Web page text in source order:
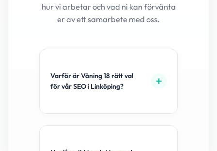
hur vi arbetar och vad ni kan förvänta
er av ett samarbete med oss.
Varför är Våning 18 rätt val
för vår SEO i Linköping?